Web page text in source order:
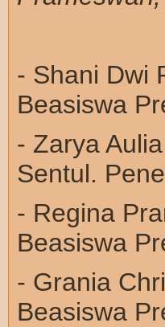
- Shani Dwi
Beasiswa
- Zarya
Sentul.
- Regina
Beasiswa
- Grania
Beasiswa